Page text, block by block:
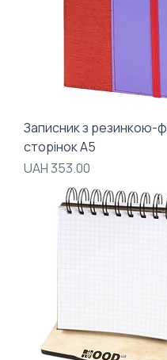
Записник з резинкою-
сторінок А5
Price
UAH 353.00